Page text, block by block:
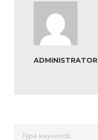
ADMINISTRATOR